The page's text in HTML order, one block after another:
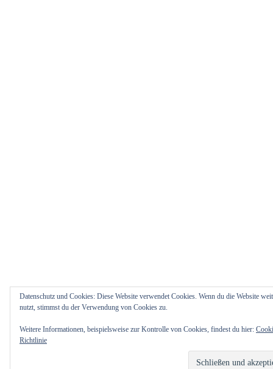
Datenschutz und Cookies: Diese Website verwendet Cookies. Wenn du die Website
nutzt, stimmst du der Verwendung von Cookies zu.
Weitere Informationen, beispielsweise zur Kontrolle von Cookies, findest du hier:
Richtlinie